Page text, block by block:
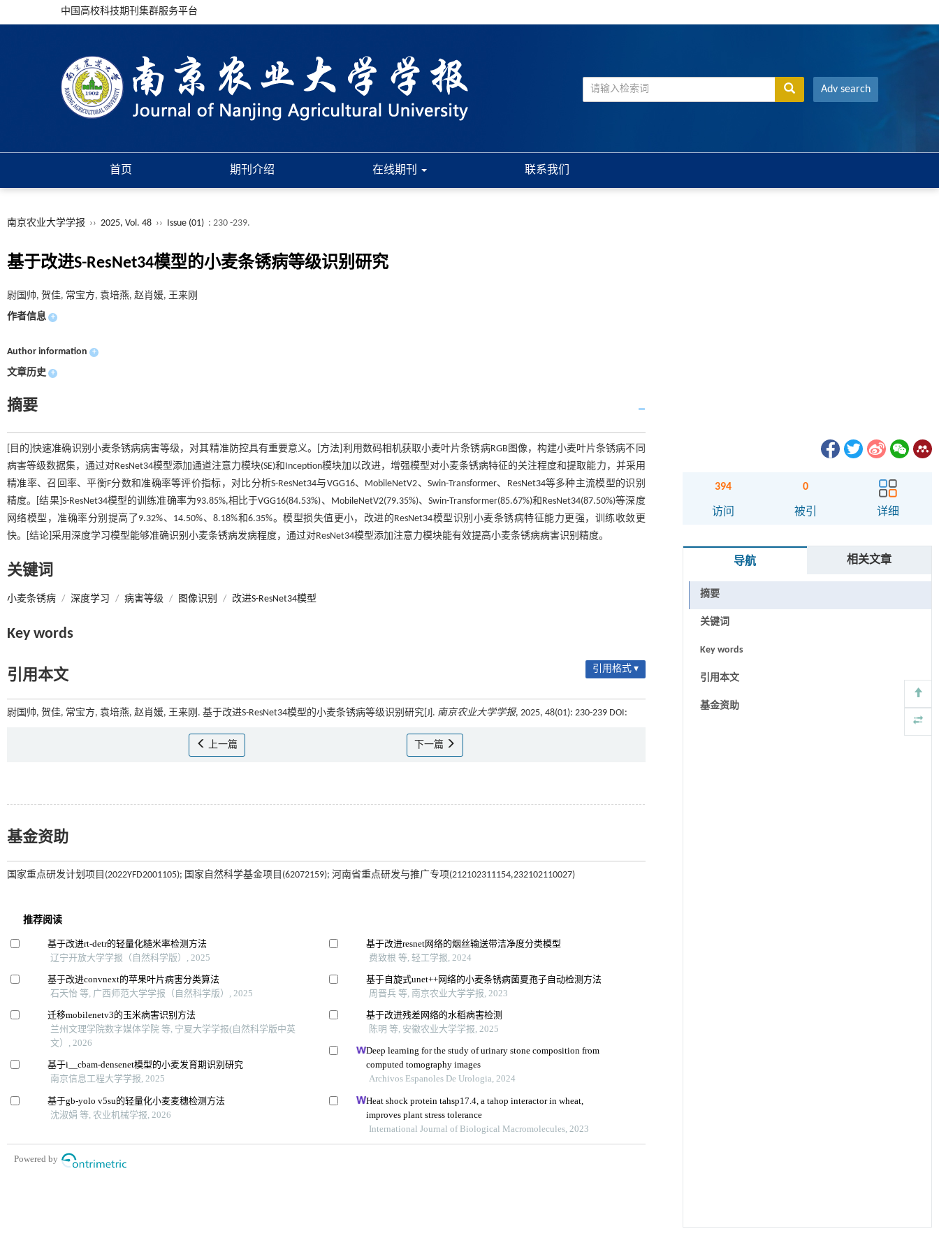
中国高校科技期刊集群服务平台
Adv search
首页 期刊介绍 在线期刊 联系我们
南京农业大学学报 ›› 2025, Vol. 48 ›› Issue (01) : 230 -239.
基于改进S-ResNet34模型的小麦条锈病等级识别研究
尉国帅, 贺佳, 常宝方, 袁培燕, 赵肖媛, 王来刚
作者信息 +
Author information +
文章历史 +
摘要
[目的]快速准确识别小麦条锈病病害等级，对其精准防控具有重要意义。[方法]利用数码相机获取小麦叶片条锈病RGB图像，构建小麦叶片条锈病不同
病害等级数据集，通过对ResNet34模型添加通道注意力模块(SE)和Inception模块加以改进，增强模型对小麦条锈病特征的关注程度和提取能力，并采用
精准率、召回率、平衡F分数和准确率等评价指标，对比分析S-ResNet34与VGG16、MobileNetV2、Swin-Transformer、ResNet34等多种主流模型的识别
精度。[结果]S-ResNet34模型的训练准确率为93.85%,相比于VGG16(84.53%)、MobileNetV2(79.35%)、Swin-Transformer(85.67%)和ResNet34(87.50%)等深度
网络模型，准确率分别提高了9.32%、14.50%、8.18%和6.35%。模型损失值更小，改进的ResNet34模型识别小麦条锈病特征能力更强，训练收敛更
快。[结论]采用深度学习模型能够准确识别小麦条锈病发病程度，通过对ResNet34模型添加注意力模块能有效提高小麦条锈病病害识别精度。
关键词
小麦条锈病 / 深度学习 / 病害等级 / 图像识别 / 改进S-ResNet34模型
Key words
引用本文 引用格式 ▾
尉国帅, 贺佳, 常宝方, 袁培燕, 赵肖媛, 王来刚. 基于改进S-ResNet34模型的小麦条锈病等级识别研究[J]. 南京农业大学学报, 2025, 48(01): 230-239 DOI:
上一篇 下一篇
基金资助
国家重点研发计划项目(2022YFD2001105); 国家自然科学基金项目(62072159); 河南省重点研发与推广专项(212102311154,232102110027)
394
访问
0
被引 详细
导航 相关文章
摘要
关键词
Key words
引用本文
基金资助